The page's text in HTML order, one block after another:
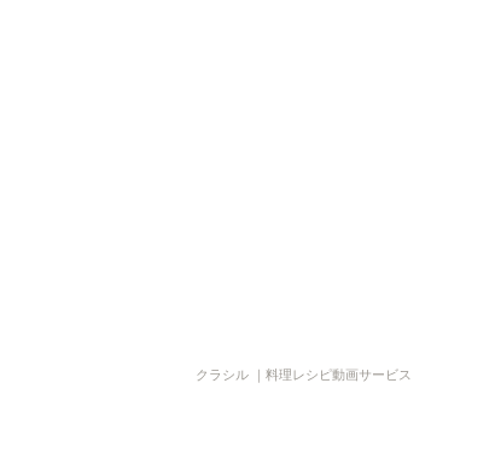
クラシル ｜料理レシピ動画サービス